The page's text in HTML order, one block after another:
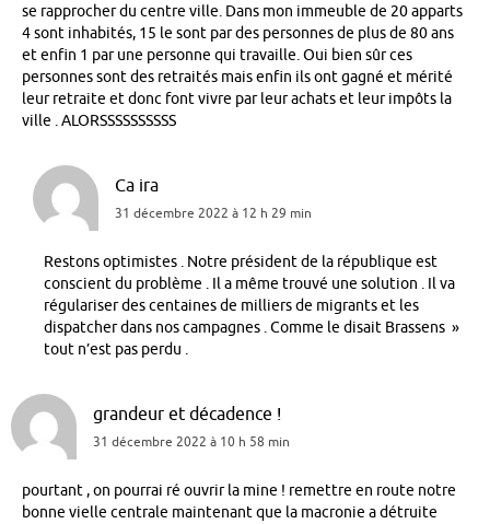
se rapprocher du centre ville. Dans mon immeuble de 20 apparts
4 sont inhabités, 15 le sont par des personnes de plus de 80 ans
et enfin 1 par une personne qui travaille. Oui bien sûr ces
personnes sont des retraités mais enfin ils ont gagné et mérité
leur retraite et donc font vivre par leur achats et leur impôts la
ville . ALORSSSSSSSSSS
Ca ira
31 décembre 2022 à 12 h 29 min
Restons optimistes . Notre président de la république est
conscient du problème . Il a même trouvé une solution . Il va
régulariser des centaines de milliers de migrants et les
dispatcher dans nos campagnes . Comme le disait Brassens »
tout n’est pas perdu .
grandeur et décadence !
31 décembre 2022 à 10 h 58 min
pourtant , on pourrai ré ouvrir la mine ! remettre en route notre
bonne vielle centrale maintenant que la macronie a détruite